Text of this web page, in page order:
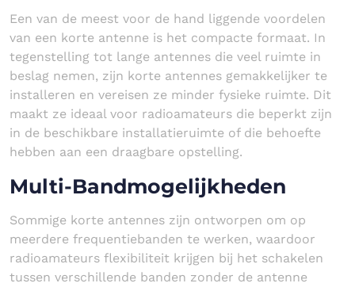
Een van de meest voor de hand liggende voordelen
van een korte antenne is het compacte formaat. In
tegenstelling tot lange antennes die veel ruimte in
beslag nemen, zijn korte antennes gemakkelijker te
installeren en vereisen ze minder fysieke ruimte. Dit
maakt ze ideaal voor radioamateurs die beperkt zijn
in de beschikbare installatieruimte of die behoefte
hebben aan een draagbare opstelling.
Multi-Bandmogelijkheden
Sommige korte antennes zijn ontworpen om op
meerdere frequentiebanden te werken, waardoor
radioamateurs flexibiliteit krijgen bij het schakelen
tussen verschillende banden zonder de antenne